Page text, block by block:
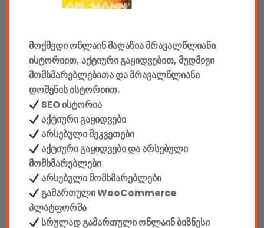
მანქანის აქსესუარები
ელემენტები
აკკუმულატორები
კაბელები & დამტენები
დისკები
ჩანთები
სეიფები
მოქმედი ონლაინ მაღაზია მრავალწლიანი
ისტორიით, აქტიური გაყიდვებით, მუდმივი
მომხმარებლებითა და მრავალწლიანი
დომენის ისტორიით.
SEO ისტორია
აქტიური გაყიდვები
არსებული შეკვეთები
აქტიური გაყიდვები და არსებული
მომხმარებლები
არსებული მომხმარებლები
გამართული WooCommerce
პლატფორმა
სრულად გამართული ონლაინ ბიზნესი